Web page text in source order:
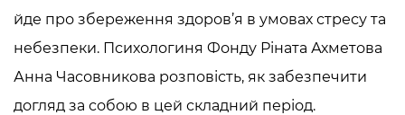
йде про збереження здоров’я в умовах стресу та
небезпеки. Психологиня Фонду Ріната Ахметова
Анна Часовникова розповість, як забезпечити
догляд за собою в цей складний період.